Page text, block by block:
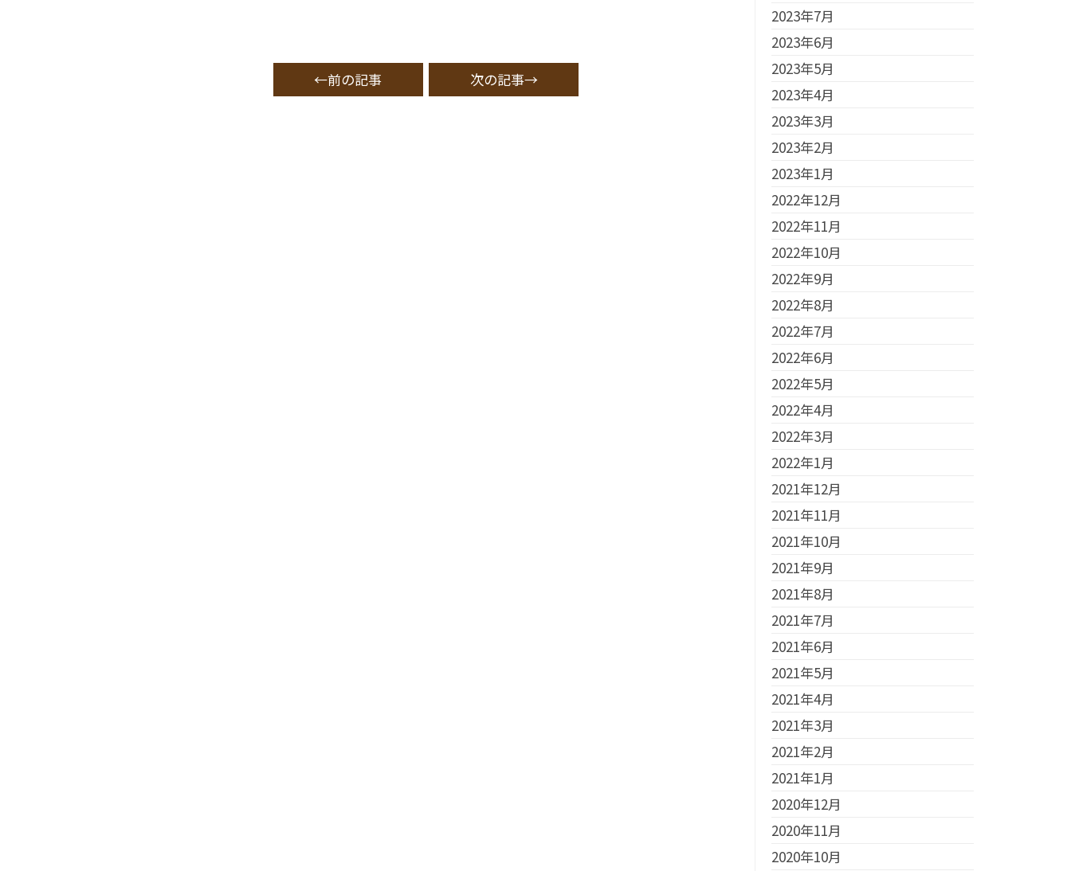
←前の記事 次の記事→
2023年7月
2023年6月
2023年5月
2023年4月
2023年3月
2023年2月
2023年1月
2022年12月
2022年11月
2022年10月
2022年9月
2022年8月
2022年7月
2022年6月
2022年5月
2022年4月
2022年3月
2022年1月
2021年12月
2021年11月
2021年10月
2021年9月
2021年8月
2021年7月
2021年6月
2021年5月
2021年4月
2021年3月
2021年2月
2021年1月
2020年12月
2020年11月
2020年10月